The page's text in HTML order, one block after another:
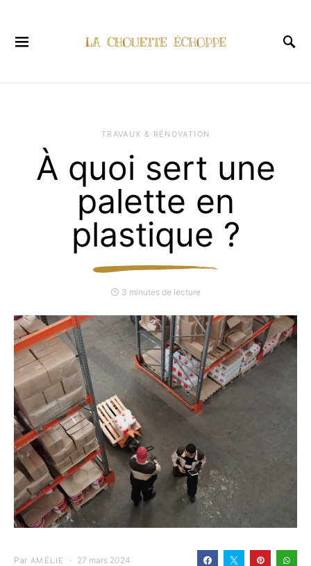
TRAVAUX & RÉNOVATION
À quoi sert une
palette en
plastique ?
3 minutes de lecture
Par AMÉLIE 27 mars 2024